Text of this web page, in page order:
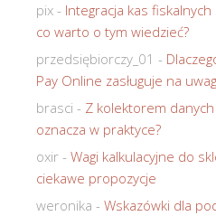
pix - Integracja kas
co warto o tym wiedzieć?
przedsiębiorczy_01 -
Pay Online zasługuje na
brasci - Z kolektorem
oznacza w praktyce?
oxir - Wagi kalkulacyjne do
ciekawe propozycje
weronika - Wskazówki dla